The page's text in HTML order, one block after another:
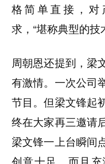
格简单直接 ，
求，“堪称典型的技
周朝恩还提到， 梁
有激情。 一次公司
节目。但梁文锋起
终在大家再三邀请
梁文锋一上台瞬间
创意十足，而且